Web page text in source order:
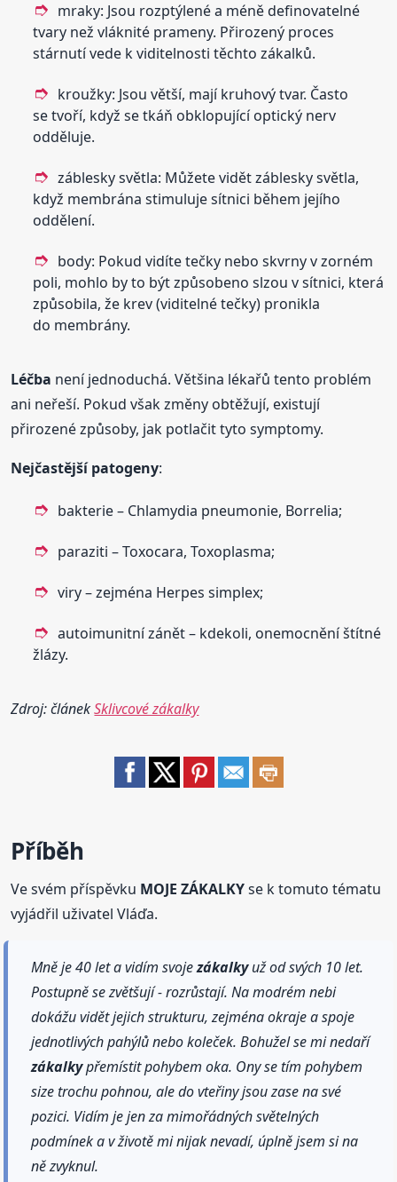
mraky: Jsou rozptýlené a méně definovatelné
tvary než vláknité prameny. Přirozený proces
stárnutí vede k viditelnosti těchto zákalků.
kroužky: Jsou větší, mají kruhový tvar. Často
se tvoří, když se tkáň obklopující optický nerv
odděluje.
záblesky světla: Můžete vidět záblesky světla,
když membrána stimuluje sítnici během jejího
oddělení.
body: Pokud vidíte tečky nebo skvrny v zorném
poli, mohlo by to být způsobeno slzou v sítnici, která
způsobila, že krev (viditelné tečky) pronikla
do membrány.
Léčba není jednoduchá. Většina lékařů tento problém
ani neřeší. Pokud však změny obtěžují, existují
přirozené způsoby, jak potlačit tyto symptomy.
Nejčastější patogeny:
bakterie – Chlamydia pneumonie, Borrelia;
paraziti – Toxocara, Toxoplasma;
viry – zejména Herpes simplex;
autoimunitní zánět – kdekoli, onemocnění štítné
žlázy.
Zdroj: článekSklivcové zákalky
Příběh
Ve svém příspěvku MOJE ZÁKALKYse k tomuto tématu
vyjádřil uživatel Vláďa.
Mně je 40 let a vidím svojezákalkyuž od svých 10 let.
Postupně se zvětšují - rozrůstají. Na modrém nebi
dokážu vidět jejich strukturu, zejména okraje a spoje
jednotlivých pahýlů nebo koleček. Bohužel se mi nedaří
zákalkypřemístit pohybem oka. Ony se tím pohybem
size trochu pohnou, ale do vteřiny jsou zase na své
pozici. Vidím je jen za mimořádných světelných
podmínek a v životě mi nijak nevadí, úplně jsem si na
ně zvyknul.